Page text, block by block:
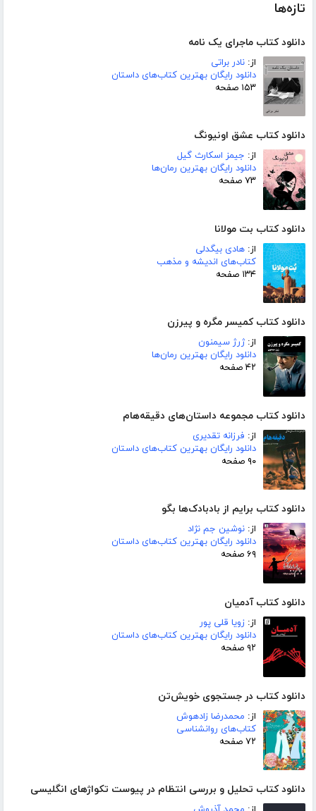
تازه‌ها
دانلود کتاب ماجرای یک نامه
از: نادر براتی
دانلود رایگان بهترین کتاب‌های داستان
۱۵۳ صفحه
دانلود کتاب عشق اونیونگ
از: جیمز اسکارث گیل
دانلود رایگان بهترین رمان‌ها
۷۳ صفحه
دانلود کتاب بت مولانا
از: هادی بیگدلی
کتاب‌های اندیشه و مذهب
۱۳۴ صفحه
دانلود کتاب کمیسر مگره و پیرزن
از:ژرژ سیمنون
دانلود رایگان بهترین رمان‌ها
۴۲ صفحه
دانلود کتاب مجموعه داستان‌های دقیقه‌هام
از: فرزانه تقدیری
دانلود رایگان بهترین کتاب‌های داستان
۹۰ صفحه
دانلود کتاب برایم از بادبادک‌ها بگو
از: نوشین جم نژاد
دانلود رایگان بهترین کتاب‌های داستان
۶۹ صفحه
دانلود کتاب آدمیان
از: زویا قلی پور
دانلود رایگان بهترین کتاب‌های داستان
۹۲ صفحه
دانلود کتاب در جستجوی خویش‌تن
از: محمدرضا زادهوش
کتاب‌های روانشناسی
۷۲ صفحه
دانلود کتاب تحلیل و بررسی انتظام در پیوست تکواژهای انگلیسی